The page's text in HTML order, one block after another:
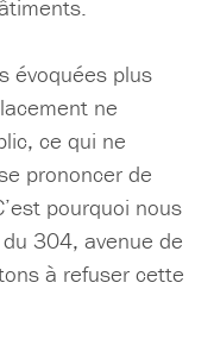
évoquées plus
ne
ce qui ne
prononcer de
pourquoi nous
304, avenue de
à refuser cette